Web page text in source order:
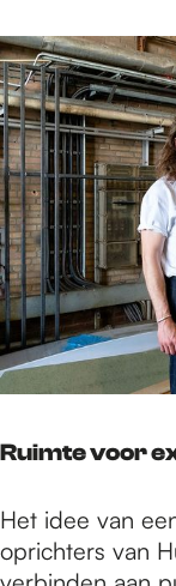
Ruimte voor
Het idee van
oprichters van